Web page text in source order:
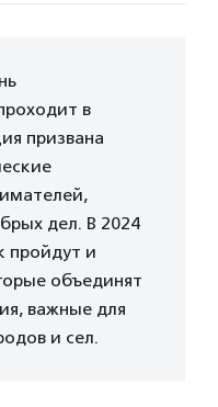
в
призвана
дел. В 2024
пройдут и
объединят
важные для
и сел.